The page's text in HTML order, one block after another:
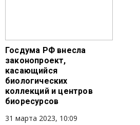
Госдума РФ внесла
законопроект,
касающийся
биологических
коллекций и центров
биоресурсов
31 марта 2023, 10:09